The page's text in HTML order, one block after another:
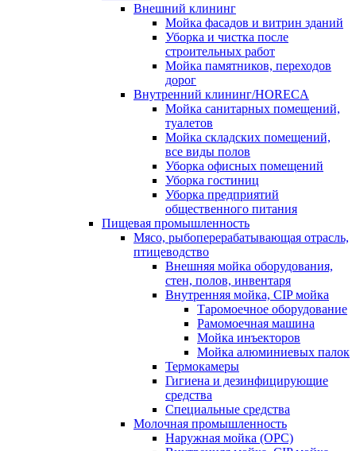
Внешний клининг
Мойка фасадов и витрин зданий
Уборка и чистка после
строительных работ
Мойка памятников, переходов
дорог
Внутренний клининг/HORECA
Мойка санитарных помещений,
туалетов
Мойка складских помещений,
все виды полов
Уборка офисных помещений
Уборка гостиниц
Уборка предприятий
общественного питания
Пищевая промышленность
Мясо, рыбоперерабатывающая отрасль,
птицеводство
Внешняя мойка оборудования,
стен, полов, инвентаря
Внутренняя мойка, CIP мойка
Таромоечное оборудование
Рамомоечная машина
Мойка инъекторов
Мойка алюминиевых палок
Термокамеры
Гигиена и дезинфицирующие
средства
Специальные средства
Молочная промышленность
Наружная мойка (ОРС)